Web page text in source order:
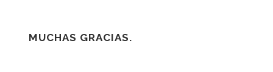
MUCHAS GRACIAS.